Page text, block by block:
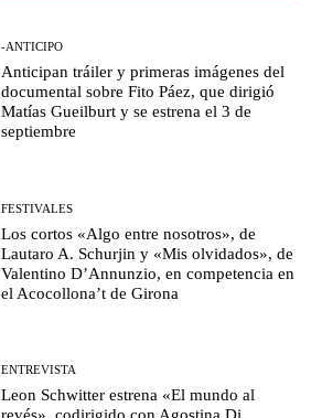
-ANTICIPO
Anticipan tráiler y primeras imágenes del
documental sobre Fito Páez, que dirigió
Matías Gueilburt y se estrena el 3 de
septiembre
FESTIVALES
Los cortos «Algo entre nosotros», de
Lautaro A. Schurjin y «Mis olvidados», de
Valentino D’Annunzio, en competencia en
el Acocollona’t de Girona
ENTREVISTA
Leon Schwitter estrena «El mundo al